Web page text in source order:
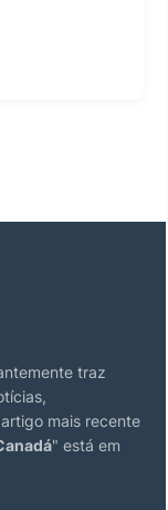
traz
mais recente
" está em